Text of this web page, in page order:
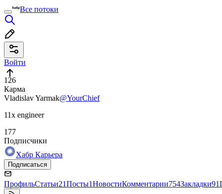
Все потоки
Войти
126
Карма
Vladislav Yarmak@YourChief
11x engineer
177
Подписчики
Хабр Карьера
Подписаться
ПрофильСтатьи21Посты1НовостиКомментарии754Закладки91